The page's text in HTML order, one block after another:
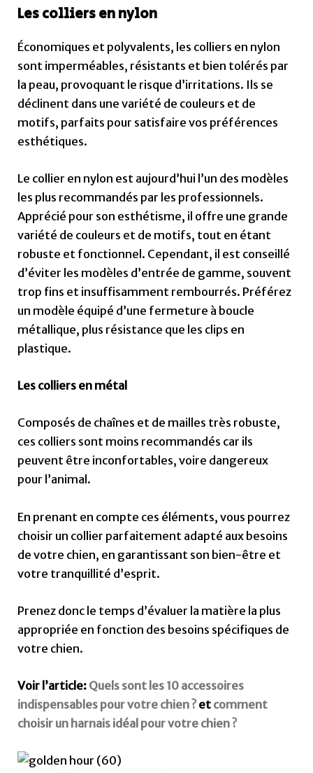
Les colliers en nylon
Économiques et polyvalents, les colliers en nylon
sont imperméables, résistants et bien tolérés par
la peau, provoquant le risque d’irritations. Ils se
déclinent dans une variété de couleurs et de
motifs, parfaits pour satisfaire vos préférences
esthétiques.
Le collier en nylon est aujourd’hui l’un des modèles
les plus recommandés par les professionnels.
Apprécié pour son esthétisme, il offre une grande
variété de couleurs et de motifs, tout en étant
robuste et fonctionnel. Cependant, il est conseillé
d’éviter les modèles d’entrée de gamme, souvent
trop fins et insuffisamment rembourrés. Préférez
un modèle équipé d’une fermeture à boucle
métallique, plus résistance que les clips en
plastique.
Les colliers en métal
Composés de chaînes et de mailles très robuste,
ces colliers sont moins recommandés car ils
peuvent être inconfortables, voire dangereux
pour l’animal.
En prenant en compte ces éléments, vous pourrez
choisir un collier parfaitement adapté aux besoins
de votre chien, en garantissant son bien-être et
votre tranquillité d’esprit.
Prenez donc le temps d’évaluer la matière la plus
appropriée en fonction des besoins spécifiques de
votre chien.
Voir l’article: Quels sont les 10 accessoires
indispensables pour votre chien ? et comment
choisir un harnais idéal pour votre chien ?